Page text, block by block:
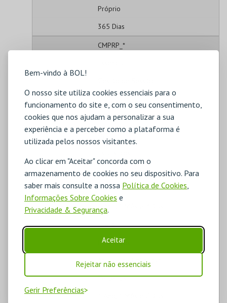
Bem-vindo à BOL!
O nosso site utiliza cookies essenciais para o
funcionamento do site e, com o seu consentimento,
cookies que nos ajudam a personalizar a sua
experiência e a perceber como a plataforma é
utilizada pelos nossos visitantes.
Ao clicar em "Aceitar" concorda com o
armazenamento de cookies no seu dispositivo. Para
saber mais consulte a nossa Política de Cookies,
Informações Sobre Cookies e
Privacidade & Segurança.
Aceitar
Rejeitar não essenciais
Gerir Preferências
Próprio
365 Dias
CMPRP_*
Próprio
2 Dias
_ga
Análise de Utilização
Terceiros
_ga_#
Estatísticos
Análise de Utilização
Terceiros